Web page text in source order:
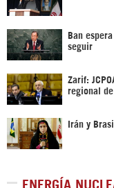
Ban
seguir
Zarif:
regional
Irán y
ENERGÍA